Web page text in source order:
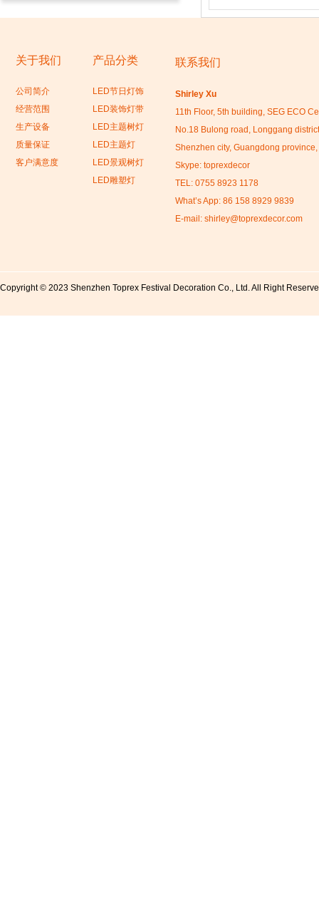
关于我们
公司简介
经营范围
生产设备
质量保证
客户满意度
产品分类
LED节日灯饰
LED装饰灯带
LED主题树灯
LED主题灯
LED景观树灯
LED雕塑灯
联系我们
Shirley Xu
11th Floor, 5th building, SEG ECO
No.18 Bulong road, Longgang
Shenzhen city, Guangdong
Skype: toprexdecor
TEL: 0755 8923 1178
What’s App: 86 158 8929 9839
E-mail: shirley@toprexdecor.com
Copyright © 2023 Shenzhen Toprex Festival Decoration Co., Ltd. All Right